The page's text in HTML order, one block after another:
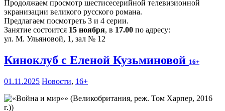
Продолжаем просмотр шестисесерийной телевизионной
экранизации великого русского романа.
Предлагаем посмотреть 3 и 4 серии.
Занятие состоится 15 ноября, в 17.00 по адресу:
ул. М. Ульяновой, 1, зал № 12
Киноклуб с Еленой Кузьминовой 16+
01.11.2025 Новости, 16+